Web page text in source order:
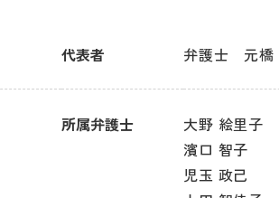
代表者 弁護士 元橋
所属弁護士
大野 絵里子
濱口 智子
児玉 政己